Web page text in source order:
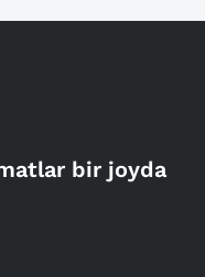
bir joyda